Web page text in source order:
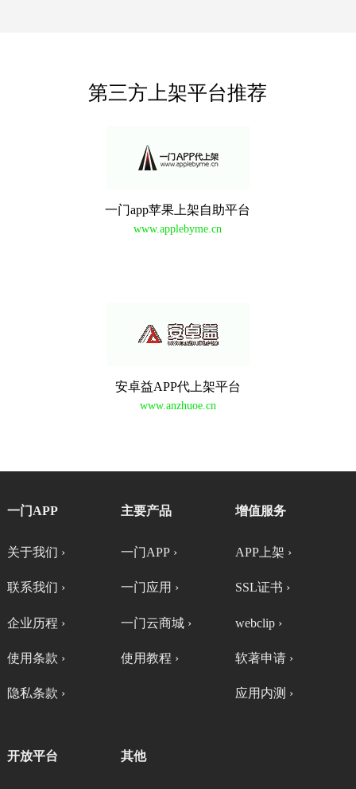
第三方上架平台推荐
一门app苹果上架自助平台
www.applebyme.cn
安卓益APP代上架平台
www.anzhuoe.cn
一门APP
关于我们 ›
联系我们 ›
企业历程 ›
使用条款 ›
隐私条款 ›
主要产品
一门APP ›
一门应用 ›
一门云商城 ›
使用教程 ›
增值服务
APP上架 ›
SSL证书 ›
webclip ›
软著申请 ›
应用内测 ›
开放平台 其他